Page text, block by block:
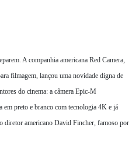
A companhia americana Red Camera,
filmagem, lançou uma novidade digna de
do cinema: a câmera Epic-M
em preto e branco com tecnologia 4K e já
diretor americano David Fincher, famoso por